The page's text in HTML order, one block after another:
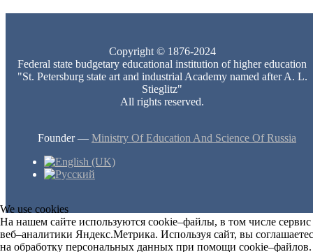
Copyright © 1876-2024
Federal state budgetary educational institution of higher education
"St. Petersburg state art and industrial Academy named after A. L.
Stieglitz"
All rights reserved.
Founder — Ministry Of Education And Science Of Russia
We use cookies
На нашем сайте используются cookie–файлы, в том числе сервис
веб–аналитики Яндекс.Метрика. Используя сайт, вы
на обработку персональных данных при помощи cookie–файлов.